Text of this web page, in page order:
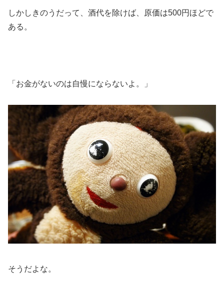
しかしきのうだって、酒代を除けば、原価は500円ほどで
ある。
「お金がないのは自慢にならないよ。」
そうだよな。